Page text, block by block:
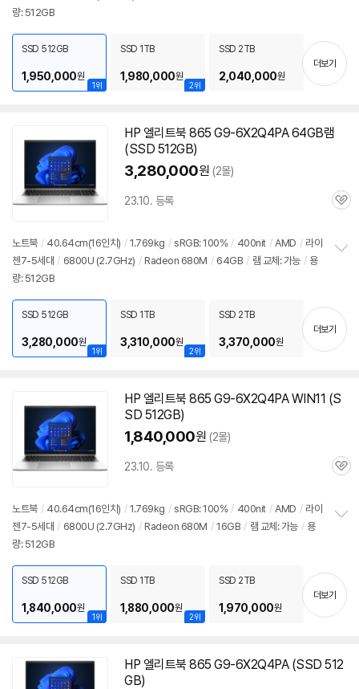
량: 512GB
기
1위
SSD 512GB
1,950,000원
2위
SSD 1TB
1,980,000원
SSD 2TB
2,040,000원
더보기
HP 엘리트북 865 G9-6X2Q4PA 64GB램
(SSD 512GB)
3,280,000원 (2몰)
23.10. 등록
관
노트북 / 40.64cm(16인치) / 1.769kg / sRGB: 100% / 400nit / AMD / 라이
젠7-5세대 / 6800U (2.7GHz) / Radeon 680M / 64GB / 램 교체: 가능 / 용
량: 512GB
기
1위
SSD 512GB
3,280,000원
2위
SSD 1TB
3,310,000원
SSD 2TB
3,370,000원
더보기
HP 엘리트북 865 G9-6X2Q4PA WIN11 (S
SD 512GB)
1,840,000원 (2몰)
23.10. 등록
관
노트북 / 40.64cm(16인치) / 1.769kg / sRGB: 100% / 400nit / AMD / 라이
젠7-5세대 / 6800U (2.7GHz) / Radeon 680M / 16GB / 램 교체: 가능 / 용
량: 512GB
기
1위
SSD 512GB
1,840,000원
2위
SSD 1TB
1,880,000원
SSD 2TB
1,970,000원
더보기
HP 엘리트북 865 G9-6X2Q4PA (SSD 512
GB)